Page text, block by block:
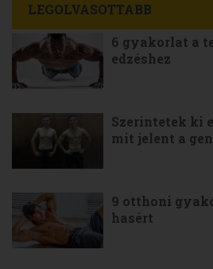
LEGOLVASOTTABB
6 gyakorlat a
edzéshez
Szerintetek ki
mit jelent a
9 otthoni
hasért